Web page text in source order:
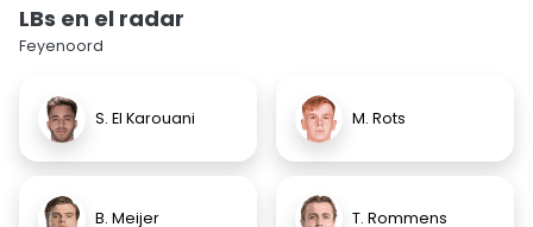
LBs en el radar
Feyenoord
S. El Karouani M. Rots
B. Meijer T. Rommens